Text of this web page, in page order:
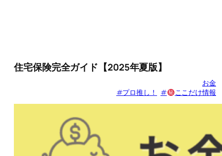
住宅保険完全ガイド【2025年夏版】
お金
#プロ推し！
# ここだけ情報